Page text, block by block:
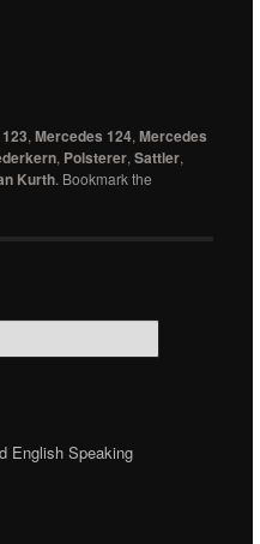
,Mercedes 124,Mercedes
, Polsterer,Sattler,
Kurth. Bookmark the
English Speaking